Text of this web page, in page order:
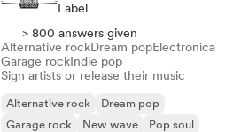
Label
> 800 answers given
Alternative rockDream popElectronica
Garage rockIndie pop
Sign artists or release their music
Alternative rock
Dream pop
Garage rock
New wave
Pop soul